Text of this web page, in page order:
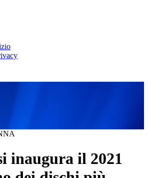
inaugura il 2021